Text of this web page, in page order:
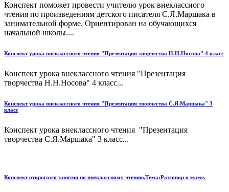
Конспект поможет провести учителю урок внеклассного
чтения по произведениям детского писателя С.Я.Маршака в
занимательной форме. Ориентирован на обучающихся
начальной школы....
Конспект урока внеклассного чтения "Презентация творчества Н.Н.Носова" 4 класс
Конспект урока внеклассного чтения "Презентация
творчества Н.Н.Носова" 4 класс...
Конспект урока внеклассного чтения "Презентация творчества С.Я.Маршака" 3
класс
Конспект урока внеклассного чтения "Презентация
творчества С.Я.Маршака" 3 класс...
Конспект открытого занятия по внеклассному чтению.Тема:Разговор о маме.